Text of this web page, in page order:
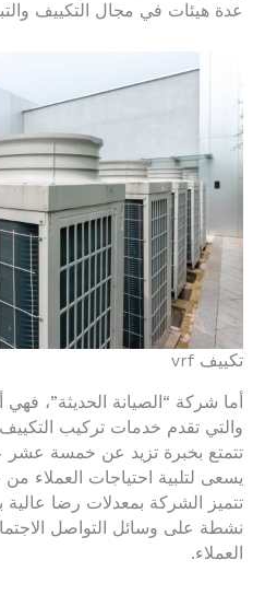
عدة هيئات في مجال التكييف
تكييف vrf
أما شركة “الصيانة الحديثة”،
والتي تقدم خدمات تركيب
تتمتع بخبرة تزيد عن خمسة عشر
يسعى لتلبية احتياجات العملاء
تتميز الشركة بمعدلات رضا عالية
نشطة على وسائل التواصل
العملاء.